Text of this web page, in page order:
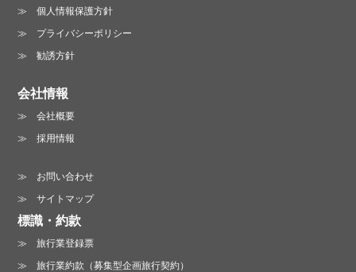
個人情報保護方針
プライバシーポリシー
勧誘方針
会社情報
会社概要
採用情報
お問い合わせ
サイトマップ
標識・約款
旅行業登録票
旅行業約款（募集型企画旅行契約）